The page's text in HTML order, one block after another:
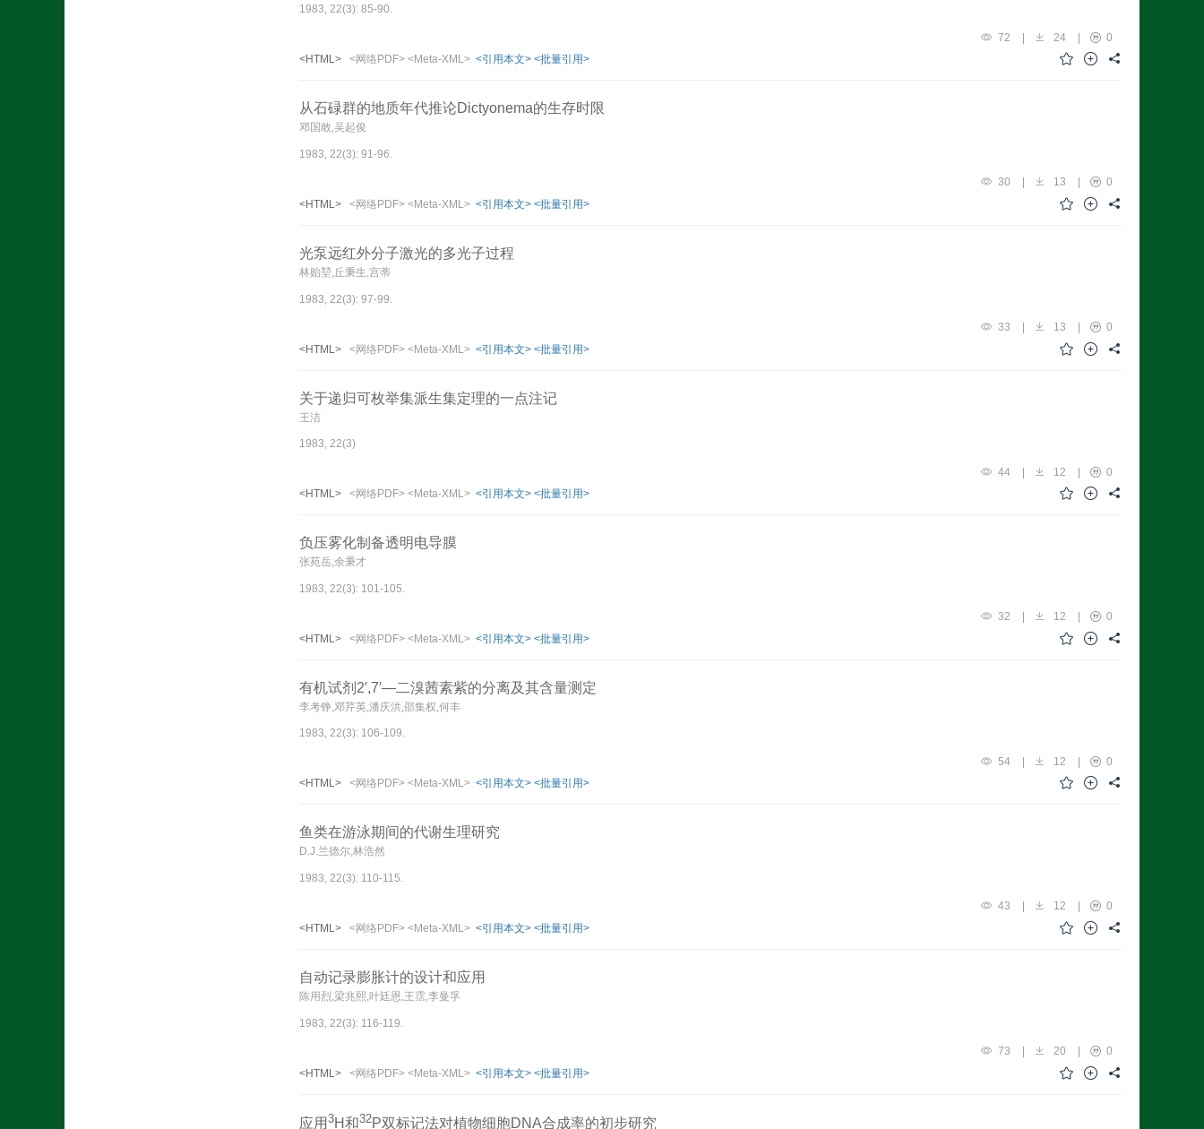
1983, 22(3): 85-90.
72 | 24 |
0
<HTML>
<网络PDF> <Meta-XML> <引用本文> <批量引用>
从石碌群的地质年代推论Dictyonema的生存时限
邓国敢,吴起俊
1983, 22(3): 91-96.
30 13
0
<HTML>
<网络PDF> <Meta-XML> <引用本文> <批量引用>
光泵远红外分子激光的多光子过程
林贻堃,丘秉生,宫蒂
1983, 22(3): 97-99.
33 13
0
<HTML>
<网络PDF> <Meta-XML> <引用本文> <批量引用>
关于递归可枚举集派生集定理的一点注记
王洁
1983, 22(3)
44 | 12 |
0
<HTML>
<网络PDF> <Meta-XML> <引用本文> <批量引用>
负压雾化制备透明电导膜
张苑岳,余秉才
1983, 22(3): 101-105.
32 12
0
<HTML>
<网络PDF> <Meta-XML> <引用本文> <批量引用>
有机试剂2′,7′—二溴茜素紫的分离及其含量测定
李考铮,邓芹英,潘庆洪,邵集权,何丰
1983, 22(3): 106-109.
54 | 12 |
0
<HTML>
<网络PDF> <Meta-XML> <引用本文> <批量引用>
鱼类在游泳期间的代谢生理研究
D.J.兰德尔,林浩然
1983, 22(3): 110-115.
43 12
0
<HTML>
<网络PDF> <Meta-XML> <引用本文> <批量引用>
自动记录膨胀计的设计和应用
陈用烈,梁兆熙,叶廷恩,王霑,李曼孚
1983, 22(3): 116-119.
73 20
0
<HTML>
<网络PDF> <Meta-XML> <引用本文> <批量引用>
应用3H和32P双标记法对植物细胞DNA合成率的初步研究